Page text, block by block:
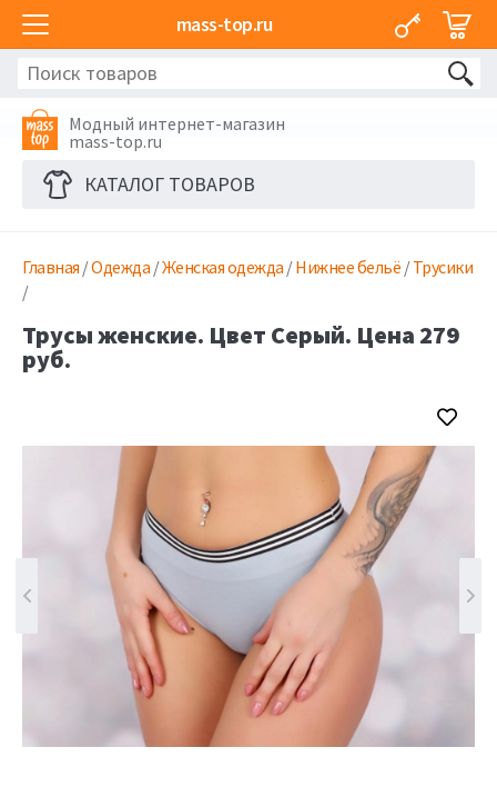
mass-top.ru
Модный интернет-магазин
mass-top.ru
КАТАЛОГ ТОВАРОВ
Главная /Одежда /Женская одежда /Нижнее бельё /Трусики
/
Трусы женские. Цвет Серый. Цена 279
руб.